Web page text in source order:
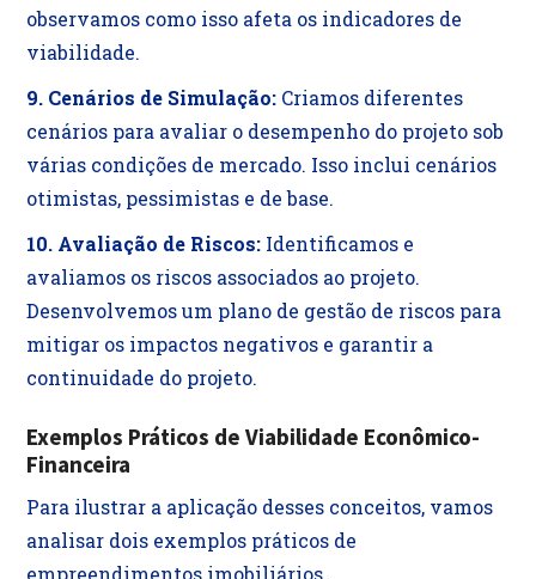
observamos como isso afeta os indicadores de
viabilidade.
9. Cenários de Simulação: Criamos diferentes
cenários para avaliar o desempenho do projeto sob
várias condições de mercado. Isso inclui cenários
otimistas, pessimistas e de base.
10. Avaliação de Riscos: Identificamos e
avaliamos os riscos associados ao projeto.
Desenvolvemos um plano de gestão de riscos para
mitigar os impactos negativos e garantir a
continuidade do projeto.
Exemplos Práticos de Viabilidade Econômico-
Financeira
Para ilustrar a aplicação desses conceitos, vamos
analisar dois exemplos práticos de
empreendimentos imobiliários.